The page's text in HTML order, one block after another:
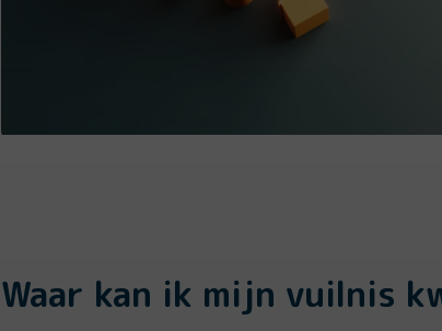
Waar kan ik mijn vuilnis